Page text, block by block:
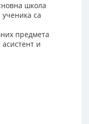
школа
са
предмета
и